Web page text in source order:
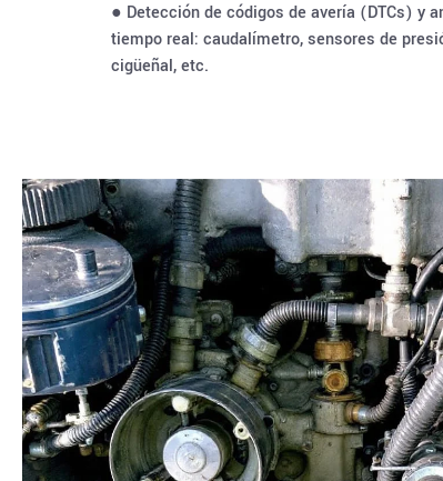
● Detección de códigos de avería (DTCs) y
tiempo real: caudalímetro, sensores de
cigüeñal, etc.